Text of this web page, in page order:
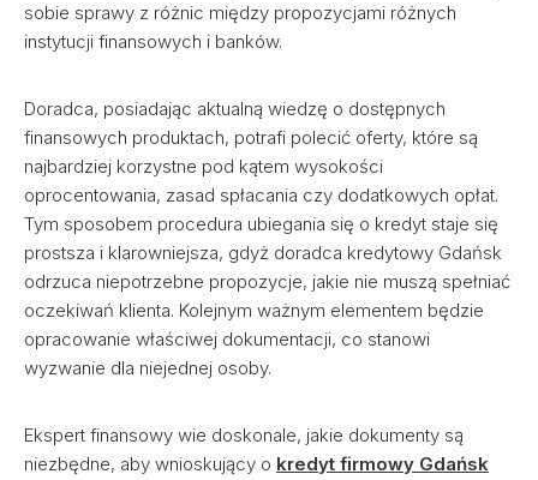
sobie sprawy z różnic między propozycjami różnych
instytucji finansowych i banków.
Doradca, posiadając aktualną wiedzę o dostępnych
finansowych produktach, potrafi polecić oferty, które są
najbardziej korzystne pod kątem wysokości
oprocentowania, zasad spłacania czy dodatkowych opłat.
Tym sposobem procedura ubiegania się o kredyt staje się
prostsza i klarowniejsza, gdyż doradca kredytowy Gdańsk
odrzuca niepotrzebne propozycje, jakie nie muszą spełniać
oczekiwań klienta. Kolejnym ważnym elementem będzie
opracowanie właściwej dokumentacji, co stanowi
wyzwanie dla niejednej osoby.
Ekspert finansowy wie doskonale, jakie dokumenty są
niezbędne, aby wnioskujący o kredyt firmowy Gdańsk